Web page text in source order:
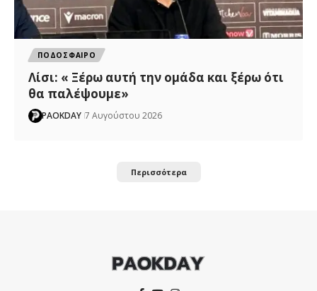
ΠΟΔΟΣΦΑΙΡΟ
Λίσι: « Ξέρω αυτή την ομάδα και ξέρω ότι
θα παλέψουμε»
PAOKDAY 7 Αυγούστου 2026
Περισσότερα